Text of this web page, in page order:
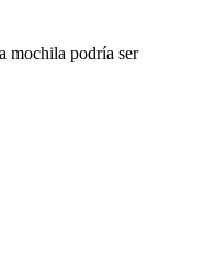
mochila podría ser